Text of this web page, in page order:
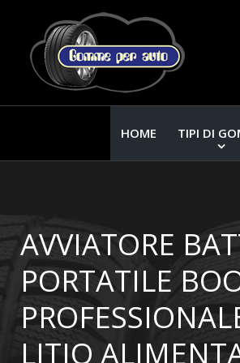
HOME TIPI DI
AVVIATORE
PORTATILE
LITIO